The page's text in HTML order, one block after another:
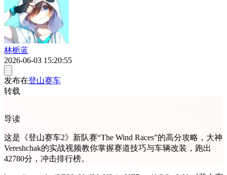
林栀蓝
2026-06-03 15:20:55
发布在登山赛车
转载
导读
这是《登山赛车2》新队赛“The Wind Races”的高分攻略，大神
Vereshchak的实战视频教你掌握赛道技巧与车辆改装，跑出
42780分，冲击排行榜。